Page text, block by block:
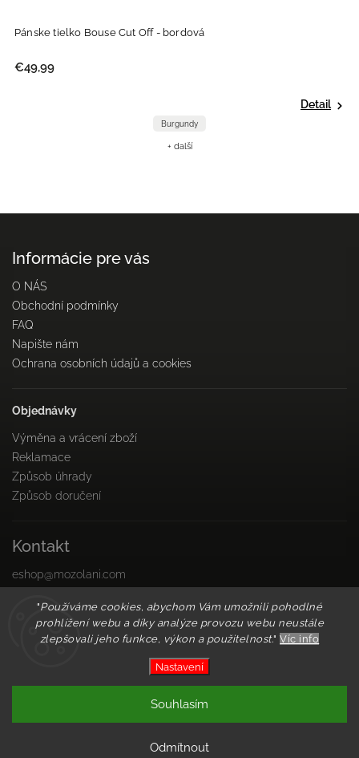
"Používáme cookies, abychom Vám umožnili pohodlné
prohlížení webu a díky analýze provozu webu neustále
zlepšovali jeho funkce, výkon a použitelnost."Víc info
Nastavení
Odmítnout
Souhlasím
Pánske tielko Bouse Cut Off - bordová
€49,99
Detail
Burgundy
+ další
Informácie pre vás
O NÁS
Obchodní podmínky
FAQ
Napište nám
Ochrana osobních údajů a cookies
Objednávky
Výměna a vrácení zboží
Reklamace
Způsob úhrady
Způsob doručení
Kontakt
eshop@mozolani.com
PO-PIA 8:00 do 16:00
Facebook
Instagram
vyhrazena.
VytvořilShoptet| DesignShoptak.cz